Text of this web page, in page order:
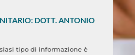
DOTT. ANTONIO
tipo di informazione è